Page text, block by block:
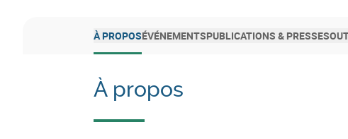
À PROPOSÉVÉNEMENTSPUBLICATIONS & PRESSE
À propos